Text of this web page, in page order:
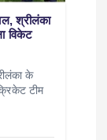
श्रीलंका
विकेट
के
टीम